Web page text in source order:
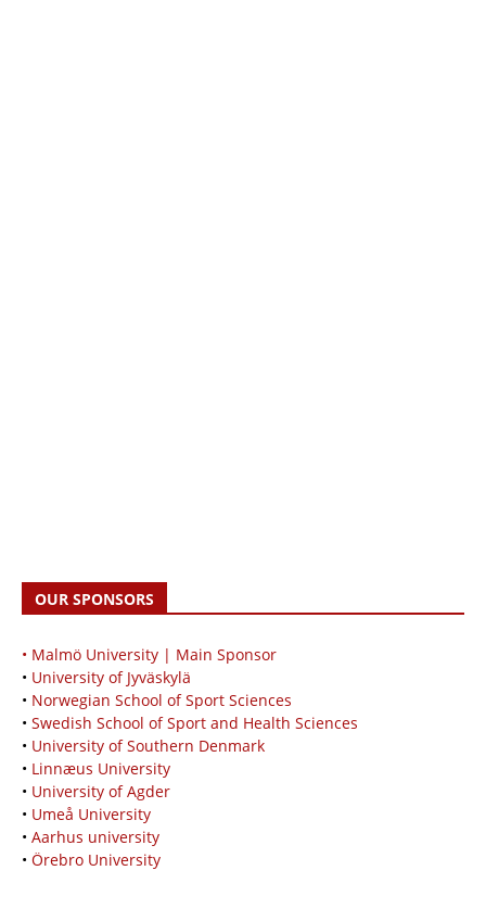
OUR SPONSORS
• Malmö University | Main Sponsor
• University of Jyväskylä
• Norwegian School of Sport Sciences
• Swedish School of Sport and Health Sciences
• University of Southern Denmark
• Linnæus University
• University of Agder
• Umeå University
• Aarhus university
• Örebro University